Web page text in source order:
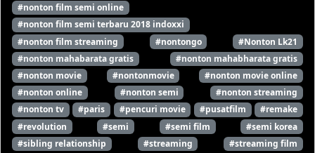
#nonton film semi online
#nonton film semi terbaru 2018 indoxxi
#nonton film streaming
#nontongo
#Nonton Lk21
#nonton mahabarata gratis
#nonton mahabharata gratis
#nonton movie
#nontonmovie
#nonton movie online
#nonton online
#nonton semi
#nonton streaming
#nonton tv
#paris #pencuri movie #pusatfilm
#remake
#revolution
#semi #semi film
#semi korea
#sibling relationship
#streaming
#streaming film